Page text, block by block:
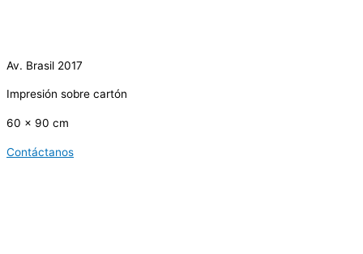
Av. Brasil 2017
Impresión sobre cartón
60 x 90 cm
Contáctanos